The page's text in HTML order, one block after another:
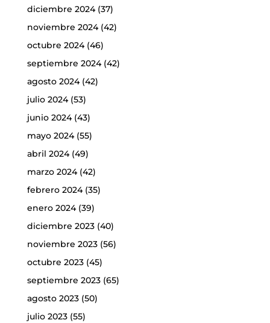
diciembre 2024(37)
noviembre 2024(42)
octubre 2024(46)
septiembre 2024(42)
agosto 2024(42)
julio 2024(53)
junio 2024(43)
mayo 2024(55)
abril 2024(49)
marzo 2024(42)
febrero 2024(35)
enero 2024(39)
diciembre 2023(40)
noviembre 2023(56)
octubre 2023(45)
septiembre 2023(65)
agosto 2023(50)
julio 2023(55)